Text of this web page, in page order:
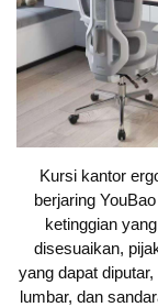
Kursi kantor
berjaring
ketinggian
disesuaikan,
yang dapat diputar,
lumbar, dan